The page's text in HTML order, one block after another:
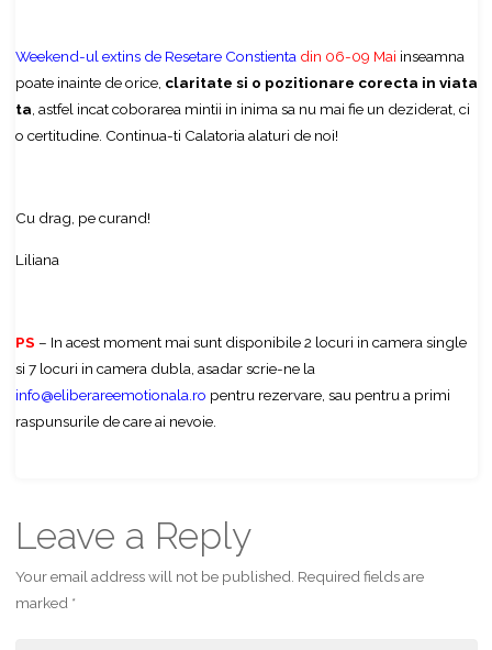
Weekend-ul extins de Resetare Constienta din 06-09 Mai inseamna
poate inainte de orice, claritate si o pozitionare corecta in viata
ta, astfel incat coborarea mintii in inima sa nu mai fie un deziderat, ci
o certitudine. Continua-ti Calatoria alaturi de noi!
Cu drag, pe curand!
Liliana
PS – In acest moment mai sunt disponibile 2 locuri in camera single
si 7 locuri in camera dubla, asadar scrie-ne la
info@eliberareemotionala.ro pentru rezervare, sau pentru a primi
raspunsurile de care ai nevoie.
Leave a Reply
Your email address will not be published. Required fields are
marked *